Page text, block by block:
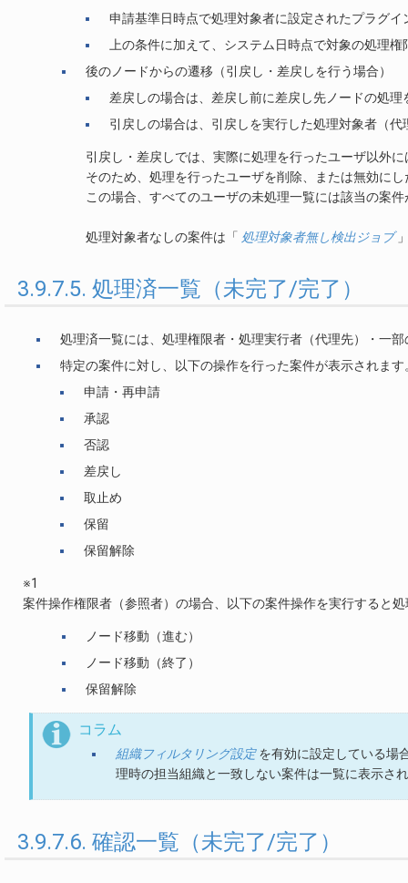
申請基準日時点で処理対象者に設定されたプラグ
上の条件に加えて、システム日時点で対象の処理
後のノードからの遷移（引戻し・差戻しを行う場合）
差戻しの場合は、差戻し前に差戻し先ノードの処
引戻しの場合は、引戻しを実行した処理対象者（代
引戻し・差戻しでは、実際に処理を行ったユーザ以外
そのため、処理を行ったユーザを削除、または無効に
この場合、すべてのユーザの未処理一覧には該当の案
処理対象者なしの案件は「 処理対象者無し検出ジョブ
3.9.7.5. 処理済一覧（未完了/完了）
処理済一覧には、処理権限者・処理実行者（代理先）・一
特定の案件に対し、以下の操作を行った案件が表示されます
申請・再申請
承認
否認
差戻し
取止め
保留
保留解除
※1
案件操作権限者（参照者）の場合、以下の案件操作を実行すると
ノード移動（進む）
ノード移動（終了）
保留解除
コラム
組織フィルタリング設定を有効に設定している場
理時の担当組織と一致しない案件は一覧に表示さ
3.9.7.6. 確認一覧（未完了/完了）